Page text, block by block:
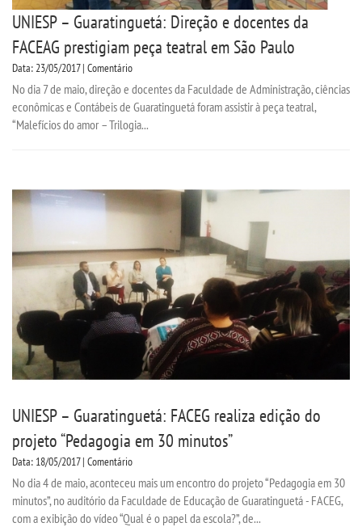
PUBLICAÇÕES
DESTAQUES
REVISTAS ELETRÔNICAS
REPOSITÓRIO
TCC
MANUAIS
REGIMENTOS
REGULAMENTOS
PPC
UNIESP – Guaratinguetá: Direção e docentes da
FACEAG prestigiam peça teatral em São Paulo
Data: 23/05/2017 | Comentário
No dia 7 de maio, direção e docentes da Faculdade de Administração, ciências
econômicas e Contábeis de Guaratinguetá foram assistir à peça teatral,
“Malefícios do amor – Trilogia...
UNIESP – Guaratinguetá: FACEG realiza edição do
projeto “Pedagogia em 30 minutos”
Data: 18/05/2017 | Comentário
No dia 4 de maio, aconteceu mais um encontro do projeto “Pedagogia em 30
minutos”, no auditório da Faculdade de Educação de Guaratinguetá - FACEG,
com a exibição do vídeo “Qual é o papel da escola?”, de...